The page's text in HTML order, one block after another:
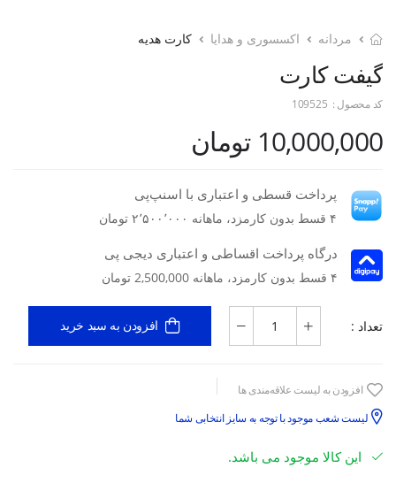
مردانه اکسسوری و هدایا کارت هدیه
گیفت کارت
کد محصول : 109525
10,000,000 تومان
پرداخت قسطی و اعتباری با اسنپ‌پی
۴ قسط بدون کارمزد، ماهانه ۲٬۵۰۰٬۰۰۰ تومان
درگاه پرداخت اقساطی و اعتباری دیجی پی
۴ قسط بدون کارمزد، ماهانه 2,500,000 تومان
تعداد : افزودن به سبد خرید
افزودن به لیست علاقه‌مندی ها
لیست شعب موجود با توجه به سایز انتخابی شما
این کالا موجود می باشد.